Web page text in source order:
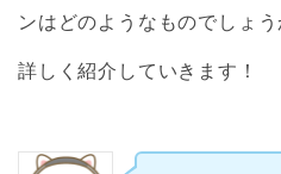
ンはどのようなものでしょう
詳しく紹介していきます！